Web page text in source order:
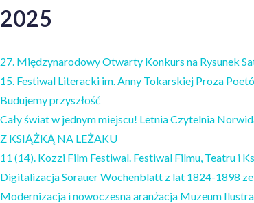
2025
27. Międzynarodowy Otwarty Konkurs na Rysunek
15. Festiwal Literacki im. Anny Tokarskiej Proza
Budujemy przyszłość
Cały świat w jednym miejscu! Letnia Czytelnia
Z KSIĄŻKĄ NA LEŻAKU
11 (14). Kozzi Film Festiwal. Festiwal Filmu, Teatru i
Digitalizacja Sorauer Wochenblatt z lat 1824-1898
Modernizacja i nowoczesna aranżacja Muzeum